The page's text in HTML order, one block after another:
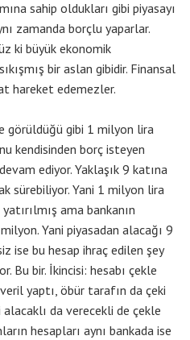
sahip oldukları gibi piyasayı
zamanda borçlu yaparlar.
ki büyük ekonomik
bir aslan gibidir. Finansal
hareket edemezler.
görüldüğü gibi 1 milyon lira
kendisinden borç isteyen
ediyor. Yaklaşık 9 katına
sürebiliyor. Yani 1 milyon lira
ama bankanın
Yani piyasadan alacağı 9
ise bu hesap ihraç edilen şey
Bu bir. İkincisi: hesabı çekle
yaptı, öbür tarafın da çeki
da verecekli de çekle
hesapları aynı bankada ise